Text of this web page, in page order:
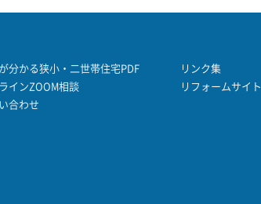
分かる狭小・二世帯住宅PDF
インZOOM相談
合わせ
リンク集
リフォームサイト